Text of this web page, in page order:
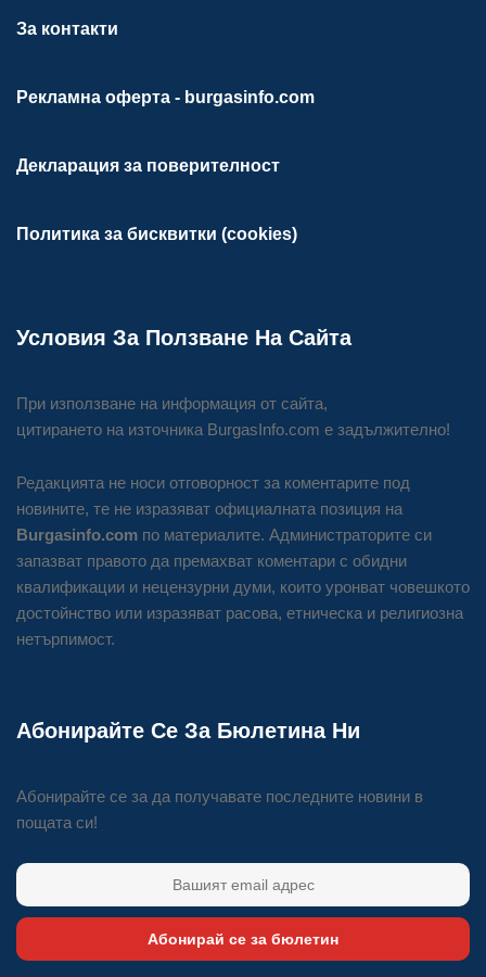
За контакти
Рекламна оферта - burgasinfo.com
Декларация за поверителност
Политика за бисквитки (cookies)
Условия За Ползване На Сайта
При използване на информация от сайта,
цитирането на източника BurgasInfo.com е задължително!
Редакцията не носи отговорност за коментарите под
новините, те не изразяват официалната позиция на
Burgasinfo.com по материалите. Администраторите си
запазват правото да премахват коментари с обидни
квалификации и нецензурни думи, които уронват човешкото
достойнство или изразяват расова, етническа и религиозна
нетърпимост.
Абонирайте Се За Бюлетина Ни
Абонирайте се за да получавате последните новини в
пощата си!
Абонирай се за бюлетин